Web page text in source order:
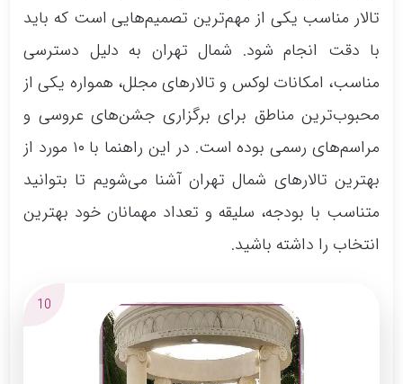
تالار مناسب یکی از مهم‌ترین تصمیم‌هایی است که باید
با دقت انجام شود. شمال تهران به دلیل دسترسی
مناسب، امکانات لوکس و تالارهای مجلل، همواره یکی از
محبوب‌ترین مناطق برای برگزاری جشن‌های عروسی و
مراسم‌های رسمی بوده است. در این راهنما با ۱۰ مورد از
بهترین تالارهای شمال تهران آشنا می‌شویم تا بتوانید
متناسب با بودجه، سلیقه و تعداد مهمانان خود بهترین
انتخاب را داشته باشید.
10